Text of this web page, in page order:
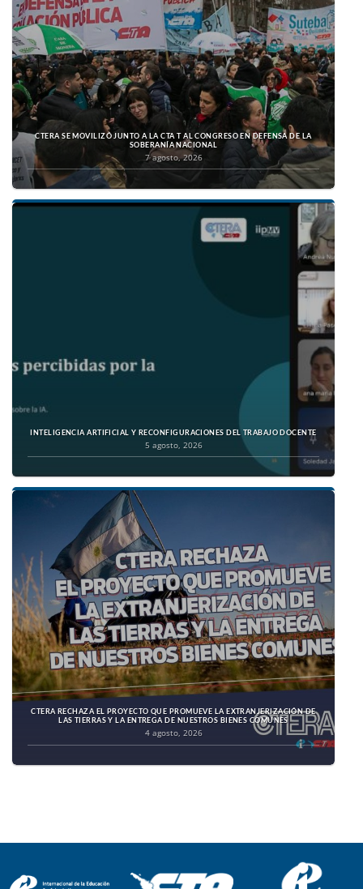
CTERA SE MOVILIZÓ JUNTO A LA CTA T AL CONGRESO EN DEFENSA DE LA
SOBERANÍA NACIONAL
7 agosto, 2026
INTELIGENCIA ARTIFICIAL Y RECONFIGURACIONES DEL TRABAJO DOCENTE
5 agosto, 2026
CTERA RECHAZA EL PROYECTO QUE PROMUEVE LA EXTRANJERIZACIÓN DE
LAS TIERRAS Y LA ENTREGA DE NUESTROS BIENES COMUNES
4 agosto, 2026